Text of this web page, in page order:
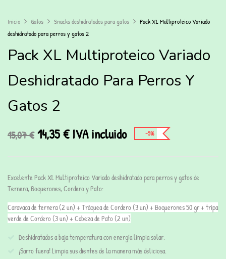
Inicio Gatos Snacks deshidratados para gatos
Pack XL Multiproteico Variado
deshidratado para perros y gatos 2
Pack XL Multiproteico Variado
Deshidratado Para Perros Y
Gatos 2
15,07€ 14,35€IVA incluido -5%
Excelente Pack XL Multiproteico Variado deshidratado para perros y gatos de
Ternera, Boquerones, Cordero y Pato:
Caravaca de ternera (2 un) + Tráquea de Cordero (3 un) + Boquerones 50 gr + tripa
verde de Cordero (3 un) + Cabeza de Pato (2 un)
Deshidratados a baja temperatura con energía limpia solar.
¡Sarro fuera! Limpia sus dientes de la manera más deliciosa.